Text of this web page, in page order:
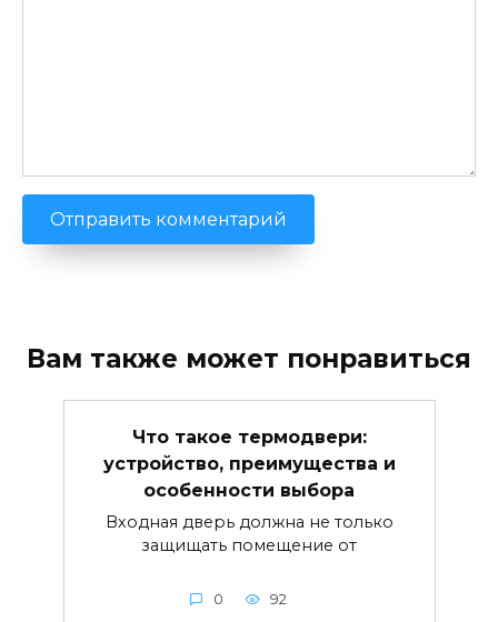
Вам также может понравиться
Что такое термодвери:
устройство, преимущества и
особенности выбора
Входная дверь должна не только
защищать помещение от
0 92